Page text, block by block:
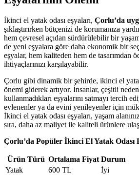
İkinci el yatak odası eşyaları, Çorlu’da
şıklaştırırken bütçenizi de korumanıza
hem çevresel açıdan sürdürülebilir bir
de yeni eşyalara göre daha ekonomik bir
eşyalar, hem kaliteden hem de tasarımdan
ihtiyaçlarınızı karşılayabilir.
Çorlu gibi dinamik bir şehirde, ikinci el yatak
önemi giderek artıyor. İnsanlar, çeşitli
kullanmadıkları eşyalarını satmayı tercih
evlenenler ya da evini yenileyenler için
İkinci el yatak odası eşyaları, yaşam
sıra, daha az maliyet ile kaliteli ürünlere
Çorlu’da Popüler İkinci El Yatak Odası
Ürün Türü Ortalama Fiyat Durum
Yatak
600 TL
İyi